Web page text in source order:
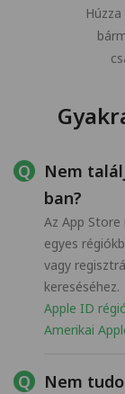
Nem
ban?
Az App
egyes
vagy
kereséséhez.
Apple ID
Amerikai
Nem